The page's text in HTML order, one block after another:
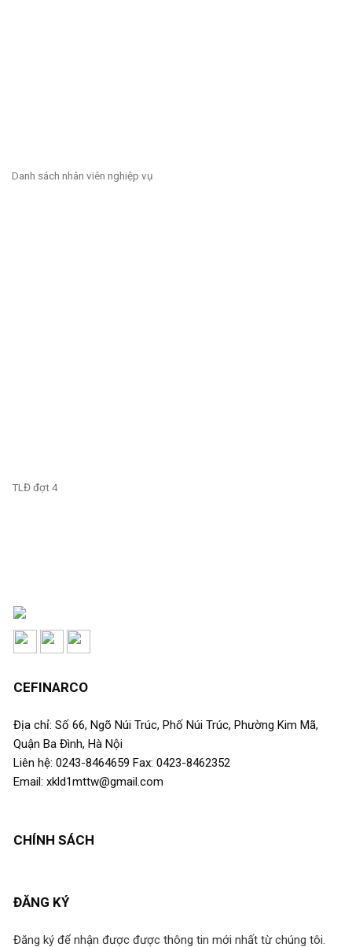
Danh sách nhân viên nghiệp vụ
TLĐ đợt 4
CEFINARCO
Địa chỉ: Số 66, Ngõ Núi Trúc, Phố Núi Trúc, Phường Kim Mã,
Quận Ba Đình, Hà Nội
Liên hệ: 0243-8464659 Fax: 0423-8462352
Email: xkld1mttw@gmail.com
CHÍNH SÁCH
ĐĂNG KÝ
Đăng ký để nhận được được thông tin mới nhất từ chúng tôi.